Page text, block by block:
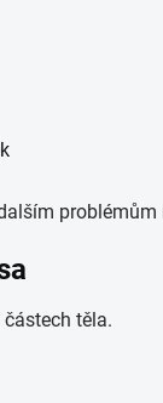
problémům
těla.